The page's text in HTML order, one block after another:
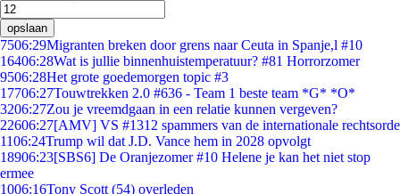
opslaan
7506:29Migranten breken door grens naar Ceuta in Spanje,l #10
16406:28Wat is jullie binnenhuistemperatuur? #81 Horrorzomer
9506:28Het grote goedemorgen topic #3
17706:27Touwtrekken 2.0 #636 - Team 1 beste team *G* *O*
3206:27Zou je vreemdgaan in een relatie kunnen vergeven?
22606:27[AMV] VS #1312 spammers van de internationale rechtsorde
1106:24Trump wil dat J.D. Vance hem in 2028 opvolgt
18906:23[SBS6] De Oranjezomer #10 Helene je kan het niet stop
ermee
1006:16Tony Scott (54) overleden